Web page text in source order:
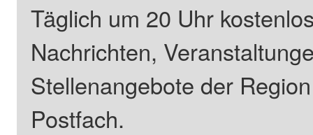
Täglich um 20 Uhr
Nachrichten,
Stellenangebote der
Postfach.